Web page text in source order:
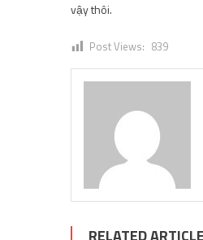
vậy thôi.
Post Views: 839
RELATED